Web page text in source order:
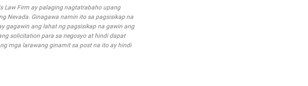
Law Firm ay palaging nagtatrabaho upang
Nevada. Ginagawa namin ito sa pagsisikap na
gagawin ang lahat ng pagsisikap na gawin ang
solicitation para sa negosyo at hindi dapat
mga larawang ginamit sa post na ito ay hindi